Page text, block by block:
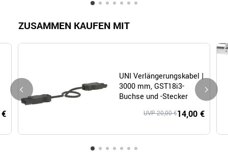
ZUSAMMEN KAUFEN MIT
UNI Verlängerungskabel |
3000 mm, GST18i3-
Buchse und -Stecker
14,00 €
UVP 20,00 €